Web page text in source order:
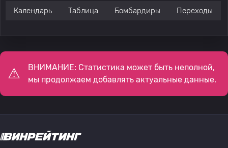
Календарь Таблица Бомбардиры Переходы
ВНИМАНИЕ: Статистика может быть неполной,
мы продолжаем добавлять актуальные данные.